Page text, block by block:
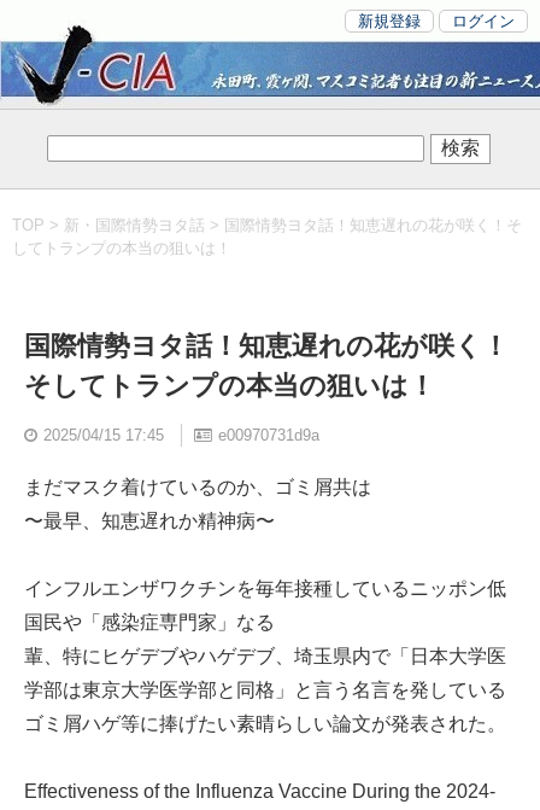
新規登録 ログイン
TOP > 新・国際情勢ヨタ話 > 国際情勢ヨタ話！知恵遅れの花が咲く！そ
してトランプの本当の狙いは！
国際情勢ヨタ話！知恵遅れの花が咲く！
そしてトランプの本当の狙いは！
2025/04/15 17:45 e00970731d9a
まだマスク着けているのか、ゴミ屑共は
〜最早、知恵遅れか精神病〜
インフルエンザワクチンを毎年接種しているニッポン低
国民や「感染症専門家」なる
輩、特にヒゲデブやハゲデブ、埼玉県内で「日本大学医
学部は東京大学医学部と同格」と言う名言を発している
ゴミ屑ハゲ等に捧げたい素晴らしい論文が発表された。
Effectiveness of the Influenza Vaccine During the 2024-